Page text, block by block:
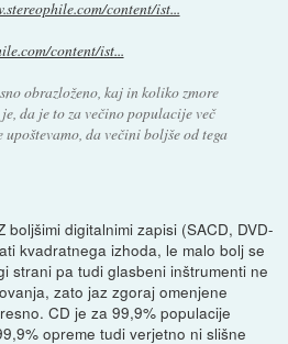
content/ist...
content/ist...
obrazloženo, kaj in koliko zmore
da je to za večino populacije več
da večini boljše od tega
digitalnimi zapisi (SACD, DVD-
kvadratnega izhoda, le malo bolj se
strani pa tudi glasbeni inštrumenti ne
zato jaz zgoraj omenjene
CD je za 99,9% populacije
opreme tudi verjetno ni slišne